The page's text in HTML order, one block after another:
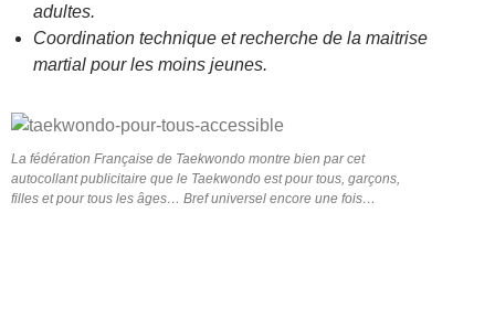
adultes.
Coordination technique et recherche de la maitrise
martial pour les moins jeunes.
La fédération Française de Taekwondo montre bien par cet
autocollant publicitaire que le Taekwondo est pour tous, garçons,
filles et pour tous les âges… Bref universel encore une fois…